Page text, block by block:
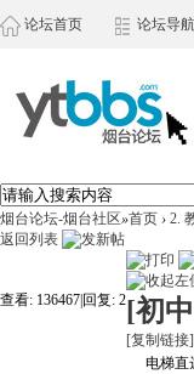
论坛首页 论坛导航
烟台论坛-烟台社区»首页 › 2.
返回列表
查看: 136467 回复: 2[初
[复制链接]
电梯直